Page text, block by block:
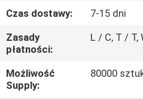
SKONTAKTUJ
SIĘ
Z
NAMI
Czas dostawy:
7-15 dni
Zasady
płatności:
L / C, T / T,
Możliwość
Supply:
80000